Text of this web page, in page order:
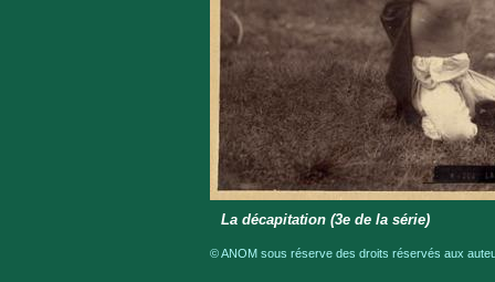
La décapitation (3e de la série)
© ANOM sous réserve des droits réservés aux